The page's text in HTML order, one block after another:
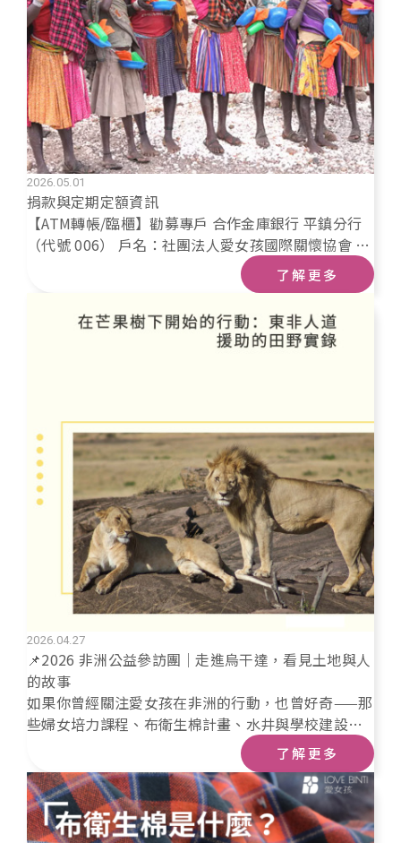
2026.05.01
捐款與定期定額資訊
【ATM轉帳/臨櫃】勸募專戶 合作金庫銀行 平鎮分行
（代號 006） 戶名：社團法人愛女孩國際關懷協會 帳
號：1542-717-322-780 衛部救字第1151361536號
勸募期間：115/05/01–115/12/31 【💖愛心碼0308】
了解更多
2026.04.27
📌2026 非洲公益參訪團｜走進烏干達，看見土地與人
的故事
如果你曾經關注愛女孩在非洲的行動，也曾好奇——那
些婦女培力課程、布衛生棉計畫、水井與學校建設，
在真實的土地上，是什麼模樣？ 2026 年 9 月，我們
將再次出發，由創辦人Elle楊怡庭 親自帶領，邀請關
心國際發展、女性議題與公益實踐的你，走進第一
線，看見改變如何一步一步發生。
了解更多